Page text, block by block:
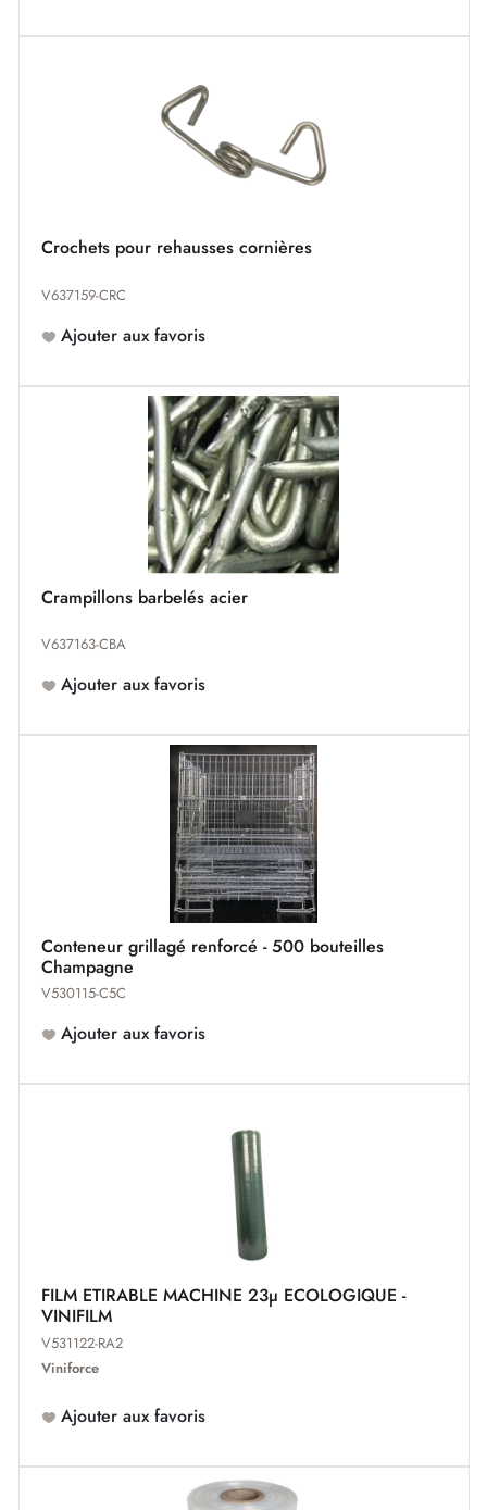
Crochets pour rehausses cornières
V637159-CRC
Ajouter aux favoris
Crampillons barbelés acier
V637163-CBA
Ajouter aux favoris
Conteneur grillagé renforcé - 500 bouteilles
Champagne
V530115-C5C
Ajouter aux favoris
FILM ETIRABLE MACHINE 23µ ECOLOGIQUE -
VINIFILM
V531122-RA2
Viniforce
Ajouter aux favoris